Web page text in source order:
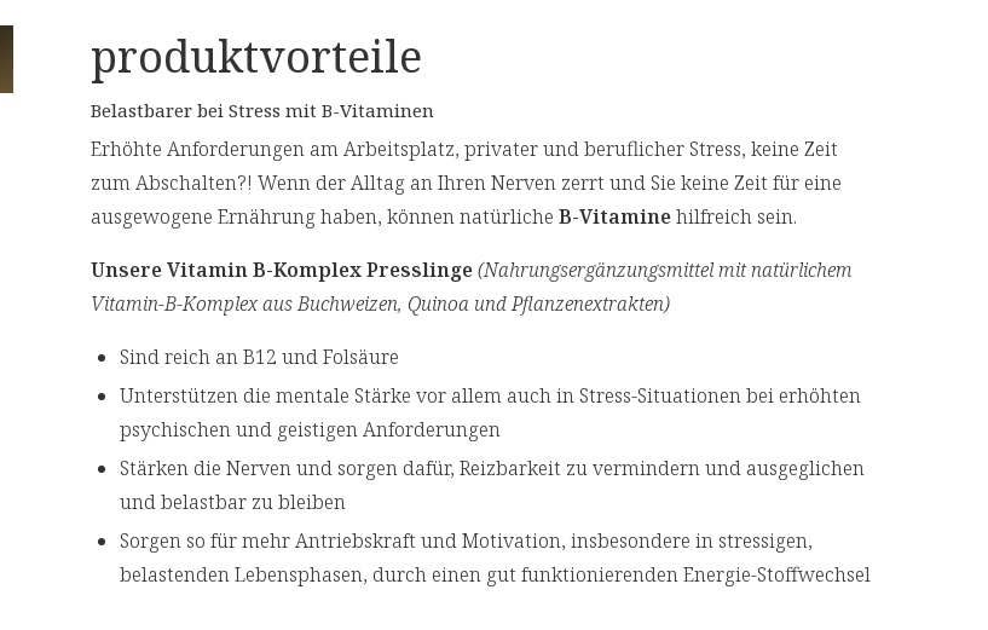
produktvorteile
Belastbarer bei Stress mit B-Vitaminen
Erhöhte Anforderungen am Arbeitsplatz, privater und beruflicher Stress, keine Zeit
zum Abschalten?! Wenn der Alltag an Ihren Nerven zerrt und Sie keine Zeit für eine
ausgewogene Ernährung haben, können natürliche B-Vitaminehilfreich sein.
Unsere Vitamin B-Komplex Presslinge(Nahrungsergänzungsmittel mit natürlichem
Vitamin-B-Komplex aus Buchweizen, Quinoa und Pflanzenextrakten)
Sind reich an B12 und Folsäure
Unterstützen die mentale Stärke vor allem auch in Stress-Situationen bei erhöhten
psychischen und geistigen Anforderungen
Stärken die Nerven und sorgen dafür, Reizbarkeit zu vermindern und ausgeglichen
und belastbar zu bleiben
Sorgen so für mehr Antriebskraft und Motivation, insbesondere in stressigen,
belastenden Lebensphasen, durch einen gut funktionierenden Energie-Stoffwechsel